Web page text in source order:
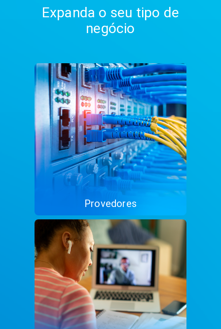
Expanda o seu tipo de
negócio
Provedores